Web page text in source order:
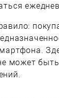
может быть